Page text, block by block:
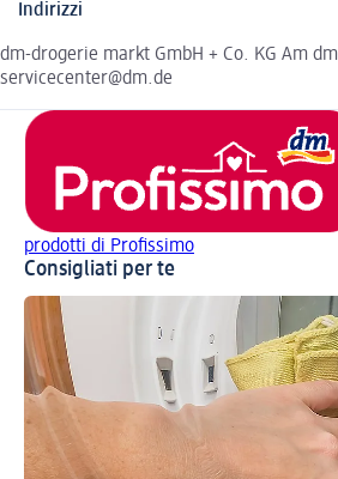
Indirizzi
dm-drogerie markt GmbH + Co. KG Am
servicecenter@dm.de
prodotti di Profissimo
Consigliati per te